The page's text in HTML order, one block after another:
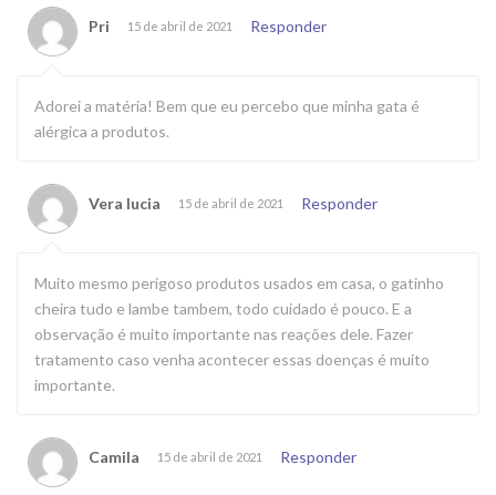
Pri 15 de abril de 2021 Responder
Adorei a matéria! Bem que eu percebo que minha gata é
alérgica a produtos.
Vera lucia 15 de abril de 2021 Responder
Muito mesmo perigoso produtos usados em casa, o gatinho
cheira tudo e lambe tambem, todo cuidado é pouco. E a
observação é muito importante nas reações dele. Fazer
tratamento caso venha acontecer essas doenças é muito
importante.
Camila 15 de abril de 2021 Responder